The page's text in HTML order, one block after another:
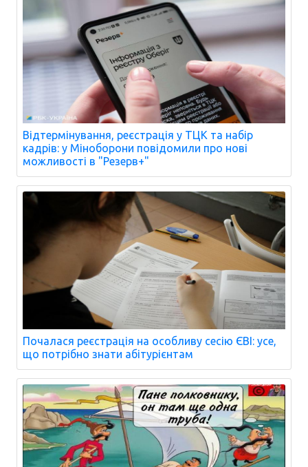
Відтермінування, реєстрація у ТЦК та набір
кадрів: у Міноборони повідомили про нові
можливості в "Резерв+"
Почалася реєстрація на особливу сесію ЄВІ: усе,
що потрібно знати абітурієнтам